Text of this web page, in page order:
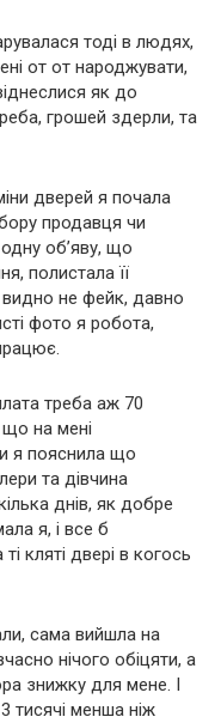
тоді в людях,
от от народжувати,
як до
грошей здерли, та
дверей я почала
продавця чи
об’яву, що
полистала її
видно не фейк, давно
фото я робота,
треба аж 70
що на мені
я пояснила що
та дівчина
днів, як добре
я, і все б
кляті двері в когось
сама вийшла на
нічого обіцяти, а
знижку для мене. І
тисячі менша ніж